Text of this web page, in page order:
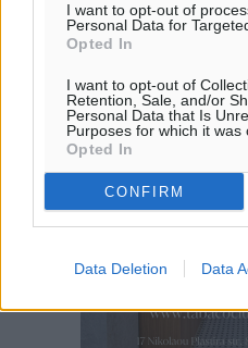
I want to opt-out of
Personal Data for
Opted In
I want to opt-out of
Retention, Sale, and/or
Personal Data that Is
Purposes for which it was
Opted In
CONFIRM
Data Deletion Data